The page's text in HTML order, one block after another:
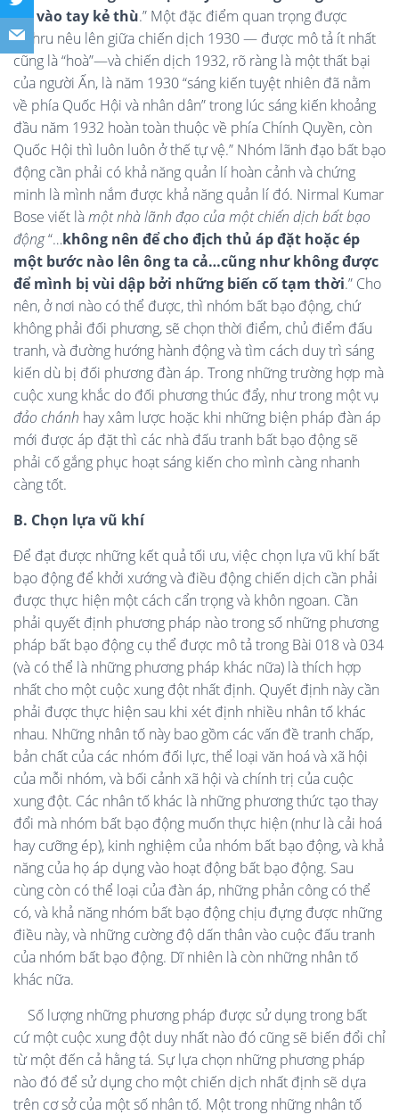
lọt vào tay kẻ thù.” Một đặc điểm quan trọng được
Nehru nêu lên giữa chiến dịch 1930 — được mô tả ít nhất
cũng là “hoà”—và chiến dịch 1932, rõ ràng là một thất bại
của người Ấn, là năm 1930 “sáng kiến tuyệt nhiên đã nằm
về phía Quốc Hội và nhân dân” trong lúc sáng kiến khoảng
đầu năm 1932 hoàn toàn thuộc về phía Chính Quyền, còn
Quốc Hội thì luôn luôn ở thế tự vệ.” Nhóm lãnh đạo bất bạo
động cần phải có khả năng quản lí hoàn cảnh và chứng
minh là mình nắm được khả năng quản lí đó. Nirmal Kumar
Bose viết làmột nhà lãnh đạo của một chiến dịch bất bạo
động“…không nên để cho địch thủ áp đặt hoặc ép
một bước nào lên ông ta cả…cũng như không được
để mình bị vùi dập bởi những biến cố tạm thời.” Cho
nên, ở nơi nào có thể được, thì nhóm bất bạo động, chứ
không phải đối phương, sẽ chọn thời điểm, chủ điểm đấu
tranh, và đường hướng hành động và tìm cách duy trì sáng
kiến dù bị đối phương đàn áp. Trong những trường hợp mà
cuộc xung khắc do đối phương thúc đẩy, như trong một vụ
đảo chánh hay xâm lược hoặc khi những biện pháp đàn áp
mới được áp đặt thì các nhà đấu tranh bất bạo động sẽ
phải cố gắng phục hoạt sáng kiến cho mình càng nhanh
càng tốt.
B. Chọn lựa vũ khí
Để đạt được những kết quả tối ưu, việc chọn lựa vũ khí bất
bạo động để khởi xướng và điều động chiến dịch cần phải
được thực hiện một cách cẩn trọng và khôn ngoan. Cần
phải quyết định phương pháp nào trong số những phương
pháp bất bạo động cụ thể được mô tả trong Bài 018 và 034
(và có thể là những phương pháp khác nữa) là thích hợp
nhất cho một cuộc xung đột nhất định. Quyết định này cần
phải được thực hiện sau khi xét định nhiều nhân tố khác
nhau. Những nhân tố này bao gồm các vấn đề tranh chấp,
bản chất của các nhóm đối lực, thể loại văn hoá và xã hội
của mỗi nhóm, và bối cảnh xã hội và chính trị của cuộc
xung đột. Các nhân tố khác là những phương thức tạo thay
đổi mà nhóm bất bạo động muốn thực hiện (như là cải hoá
hay cưỡng ép), kinh nghiệm của nhóm bất bạo động, và khả
năng của họ áp dụng vào hoạt động bất bạo động. Sau
cùng còn có thể loại của đàn áp, những phản công có thể
có, và khả năng nhóm bất bạo động chịu đựng được những
điều này, và những cường độ dấn thân vào cuộc đấu tranh
của nhóm bất bạo động. Dĩ nhiên là còn những nhân tố
khác nữa.
Số lượng những phương pháp được sử dụng trong bất
cứ một cuộc xung đột duy nhất nào đó cũng sẽ biến đổi chỉ
từ một đến cả hằng tá. Sự lựa chọn những phương pháp
nào đó để sử dụng cho một chiến dịch nhất định sẽ dựa
trên cơ sở của một số nhân tố. Một trong những nhân tố